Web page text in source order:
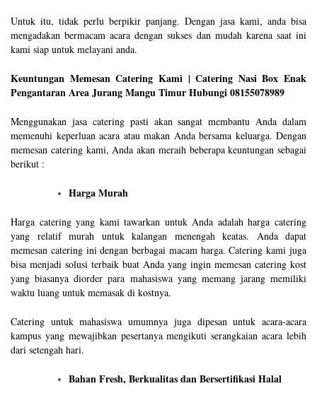
Untuk itu, tidak perlu berpikir panjang. Dengan jasa kami, anda bisa
mengadakan bermacam acara dengan sukses dan mudah karena saat ini
kami siap untuk melayani anda.
Keuntungan Memesan Catering Kami | Catering Nasi Box Enak
Pengantaran Area Jurang Mangu Timur Hubungi 08155078989
Menggunakan jasa catering pasti akan sangat membantu Anda dalam
memenuhi keperluan acara atau makan Anda bersama keluarga. Dengan
memesan catering kami, Anda akan meraih beberapa keuntungan sebagai
berikut :
Harga Murah
Harga catering yang kami tawarkan untuk Anda adalah harga catering
yang relatif murah untuk kalangan menengah keatas. Anda dapat
memesan catering ini dengan berbagai macam harga. Catering kami juga
bisa menjadi solusi terbaik buat Anda yang ingin memesan catering kost
yang biasanya diorder para mahasiswa yang memang jarang memiliki
waktu luang untuk memasak di kostnya.
Catering untuk mahasiswa umumnya juga dipesan untuk acara-acara
kampus yang mewajibkan pesertanya mengikuti serangkaian acara lebih
dari setengah hari.
Bahan Fresh, Berkualitas dan Bersertifikasi Halal